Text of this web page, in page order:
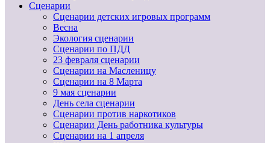
Сценарии
Сценарии детских игровых программ
Весна
Экология сценарии
Сценарии по ПДД
23 февраля сценарии
Сценарии на Масленицу
Сценарии на 8 Марта
9 мая сценарии
День села сценарии
Сценарии против наркотиков
Сценарии День работника культуры
Сценарии на 1 апреля